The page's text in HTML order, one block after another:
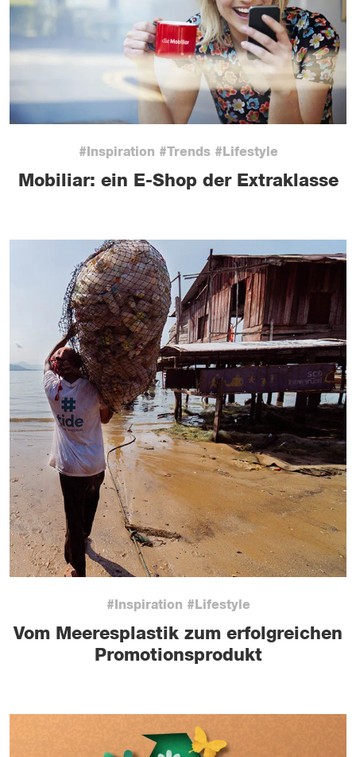
#Inspiration #Trends #Lifestyle
Mobiliar: ein E-Shop der Extraklasse
#Inspiration #Lifestyle
Vom Meeresplastik zum erfolgreichen
Promotionsprodukt